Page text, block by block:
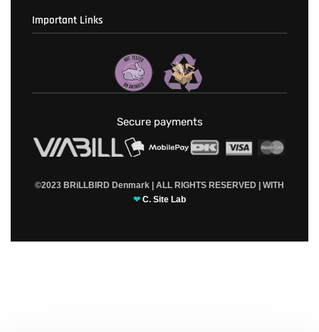
Important Links
Fortrolighedspolitik
Secure payments
©2023 BRiLLBIRD Denmark | ALL RIGHTS RESERVED | WITH
❤ C. Site Lab